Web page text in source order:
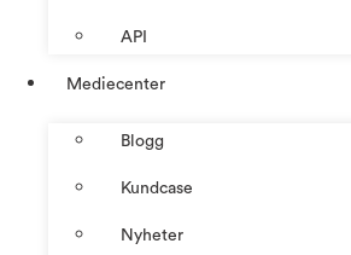
API
Mediecenter
Blogg
Kundcase
Nyheter